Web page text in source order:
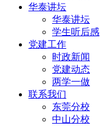
华泰讲坛
华泰讲坛
学生听后感
党建工作
时政新闻
党建动态
两学一做
联系我们
东莞分校
中山分校